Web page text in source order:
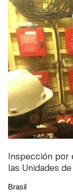
Inspección por
las Unidades
Brasil